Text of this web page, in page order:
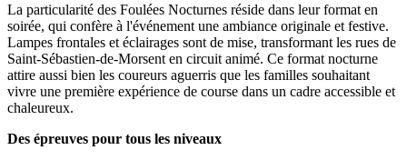
La particularité des Foulées Nocturnes réside dans leur format en
soirée, qui confère à l'événement une ambiance originale et festive.
Lampes frontales et éclairages sont de mise, transformant les rues de
Saint-Sébastien-de-Morsent en circuit animé. Ce format nocturne
attire aussi bien les coureurs aguerris que les familles souhaitant
vivre une première expérience de course dans un cadre accessible et
chaleureux.
Des épreuves pour tous les niveaux